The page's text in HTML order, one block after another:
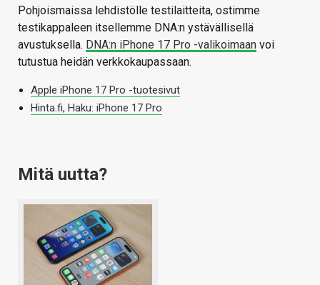
Pohjoismaissa lehdistölle testilaitteita, ostimme
testikappaleen itsellemme DNA:n ystävällisellä
avustuksella. DNA:n iPhone 17 Pro -valikoimaan voi
tutustua heidän verkkokaupassaan.
Apple iPhone 17 Pro -tuotesivut
Hinta.fi, Haku: iPhone 17 Pro
Mitä uutta?